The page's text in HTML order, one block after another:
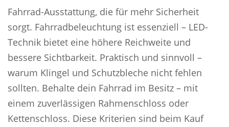
Fahrrad-Ausstattung, die für mehr Sicherheit
sorgt. Fahrradbeleuchtung ist essenziell – LED-
Technik bietet eine höhere Reichweite und
bessere Sichtbarkeit. Praktisch und sinnvoll –
warum Klingel und Schutzbleche nicht fehlen
sollten. Behalte dein Fahrrad im Besitz – mit
einem zuverlässigen Rahmenschloss oder
Kettenschloss. Diese Kriterien sind beim Kauf